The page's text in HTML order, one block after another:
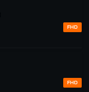
FHD
FHD